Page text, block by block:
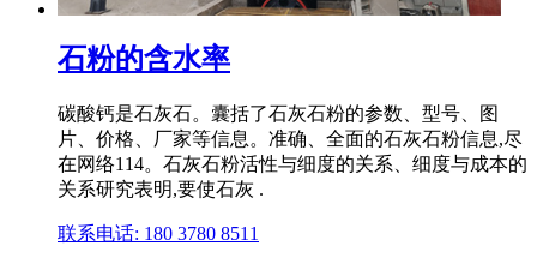
石粉的含水率
碳酸钙是石灰石。囊括了石灰石粉的参数、型号、图
片、价格、厂家等信息。准确、全面的石灰石粉信息,尽
在网络114。石灰石粉活性与细度的关系、细度与成本的
关系研究表明,要使石灰 .
联系电话: 180 3780 8511